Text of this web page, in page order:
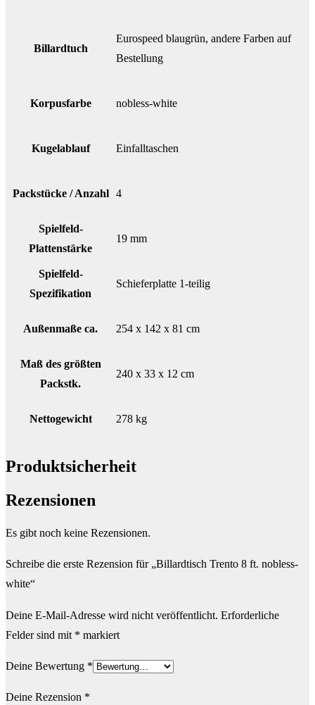
Billardtuch
Eurospeed blaugrün, andere Farben auf
Bestellung
Korpusfarbe nobless-white
Kugelablauf Einfalltaschen
Packstücke / Anzahl 4
Spielfeld-
Plattenstärke
19 mm
Spielfeld-
Spezifikation
Schieferplatte 1-teilig
Außenmaße ca. 254 x 142 x 81 cm
Maß des größten
Packstk.
240 x 33 x 12 cm
Nettogewicht 278 kg
Produktsicherheit
Rezensionen
Es gibt noch keine Rezensionen.
Schreibe die erste Rezension für „Billardtisch Trento 8 ft. nobless-
white“
Deine E-Mail-Adresse wird nicht veröffentlicht. Erforderliche
Felder sind mit * markiert
Deine Bewertung *
Deine Rezension *